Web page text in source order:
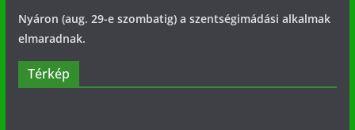
Nyáron (aug. 29-e szombatig) a szentségimádási alkalmak
elmaradnak.
Térkép